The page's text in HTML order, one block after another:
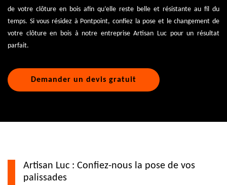
de votre clôture en bois afin qu’elle reste belle et résistante au fil du
temps. Si vous résidez à Pontpoint, confiez la pose et le changement de
votre clôture en bois à notre entreprise Artisan Luc pour un résultat
parfait.
Demander un devis gratuit
Artisan Luc : Confiez-nous la pose de vos
palissades